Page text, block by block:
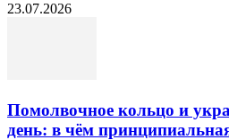
23.07.2026
Помолвочное кольцо и
день: в чём